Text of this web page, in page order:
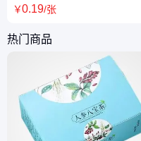
85.5规格PET材质不干胶背 3D
￥0.19/张
热门商品